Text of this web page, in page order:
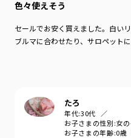
色々使えそう
セールでお安く買えました。白い
ブルマに合わせたり、サロペット
たろ
年代:30代
お子さまの性別:女
お子さまの年齢:0歳